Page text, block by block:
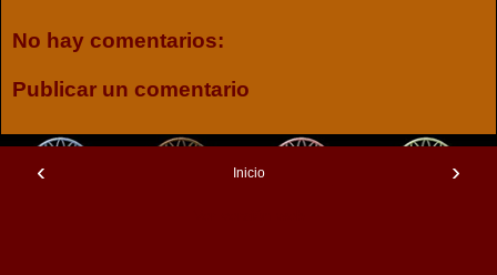
No hay comentarios:
Publicar un comentario
‹ ›
Inicio